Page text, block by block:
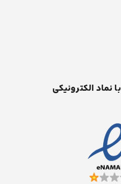
نماد الکترونیکی